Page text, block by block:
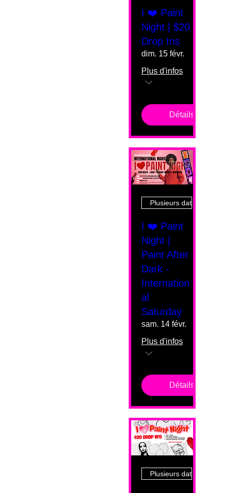
I ❤️ Paint
Night | $20
Drop Ins
dim. 15 févr.
Plus d'infos
Détails
Plusieurs dates
I ❤️ Paint
Night |
Paint After
Dark -
Internation
al
Saturday
sam. 14 févr.
Plus d'infos
Détails
Plusieurs dates